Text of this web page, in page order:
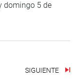
domingo 5 de
SIGUIENTE